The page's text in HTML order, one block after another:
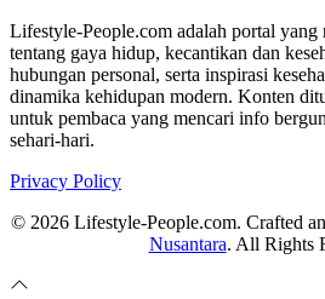
Lifestyle-People.com adalah portal yang
tentang gaya hidup, kecantikan dan
hubungan personal, serta inspirasi
dinamika kehidupan modern. Konten
untuk pembaca yang mencari info
sehari-hari.
Privacy Policy
© 2026 Lifestyle-People.com. Crafted
Nusantara. All Rights